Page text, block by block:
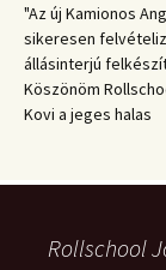
"Az új Kamionos
sikeresen
állásinterjú
Köszönöm
Kovi a jeges halas
Rollschool